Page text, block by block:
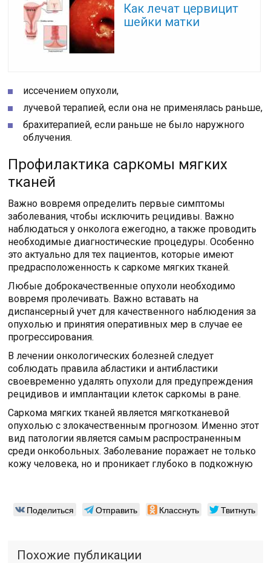
Как лечат цервицит
шейки матки
иссечением опухоли,
лучевой терапией, если она не применялась раньше,
брахитерапией, если раньше не было наружного
облучения.
Профилактика саркомы мягких
тканей
Важно вовремя определить первые симптомы
заболевания, чтобы исключить рецидивы. Важно
наблюдаться у онколога ежегодно, а также проводить
необходимые диагностические процедуры. Особенно
это актуально для тех пациентов, которые имеют
предрасположенность к саркоме мягких тканей.
Любые доброкачественные опухоли необходимо
вовремя пролечивать. Важно вставать на
диспансерный учет для качественного наблюдения за
опухолью и принятия оперативных мер в случае ее
прогрессирования.
В лечении онкологических болезней следует
соблюдать правила абластики и антибластики
своевременно удалять опухоли для предупреждения
рецидивов и имплантации клеток саркомы в ране.
Саркома мягких тканей является мягкотканевой
опухолью с злокачественным прогнозом. Именно этот
вид патологии является самым распространенным
среди онкобольных. Заболевание поражает не только
кожу человека, но и проникает глубоко в подкожную
Поделиться Отправить Класснуть Твитнуть
Похожие публикации